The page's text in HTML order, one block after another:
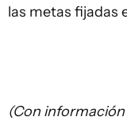
las metas fijadas
(Con información